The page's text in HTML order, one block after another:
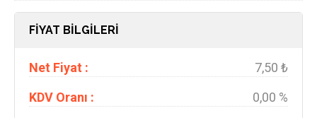
FİYAT BİLGİLERİ
Net Fiyat :
7,50 ₺
KDV Oranı :
0,00 %